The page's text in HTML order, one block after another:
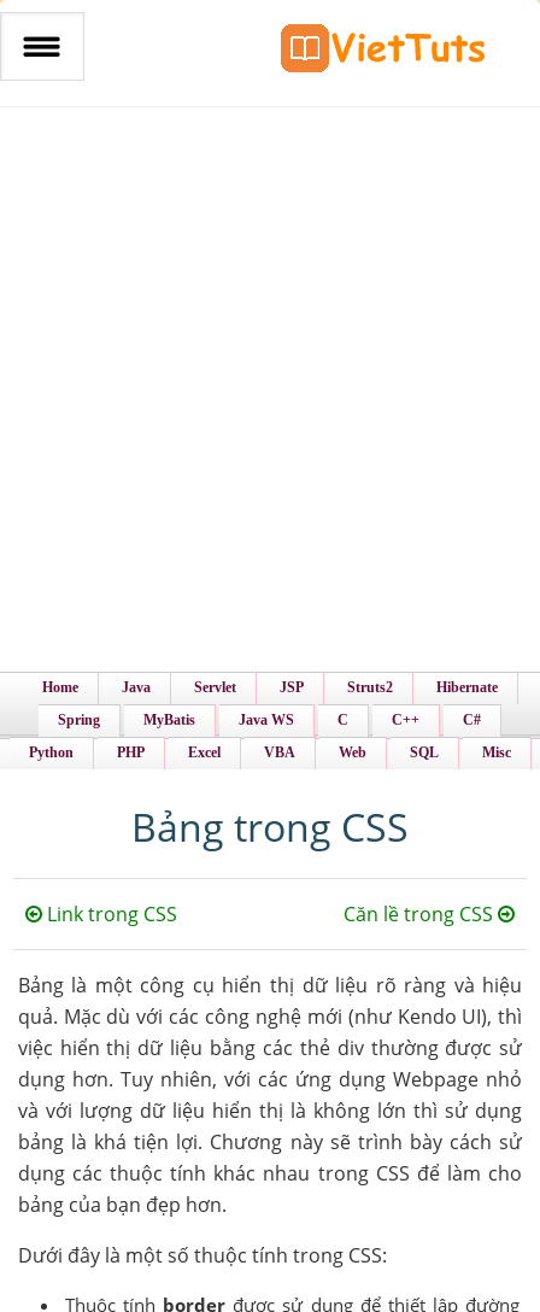
Home Java Servlet JSP Struts2
Hibernate
Spring
MyBatis Java WS C C++
C#
Python
PHP Excel VBA Web SQL Misc
Bảng trong CSS
Link trong CSS Căn lề trong CSS
Bảng là một công cụ hiển thị dữ liệu rõ ràng và hiệu
quả. Mặc dù với các công nghệ mới (như Kendo UI), thì
việc hiển thị dữ liệu bằng các thẻ div thường được sử
dụng hơn. Tuy nhiên, với các ứng dụng Webpage nhỏ
và với lượng dữ liệu hiển thị là không lớn thì sử dụng
bảng là khá tiện lợi. Chương này sẽ trình bày cách sử
dụng các thuộc tính khác nhau trong CSS để làm cho
bảng của bạn đẹp hơn.
Dưới đây là một số thuộc tính trong CSS:
Thuộc tính border được sử dụng để thiết lập đường